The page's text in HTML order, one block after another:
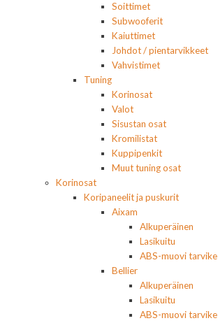
Soittimet
Subwooferit
Kaiuttimet
Johdot / pientarvikkeet
Vahvistimet
Tuning
Korinosat
Valot
Sisustan osat
Kromilistat
Kuppipenkit
Muut tuning osat
Korinosat
Koripaneelit ja puskurit
Aixam
Alkuperäinen
Lasikuitu
ABS-muovi tarvike
Bellier
Alkuperäinen
Lasikuitu
ABS-muovi tarvike